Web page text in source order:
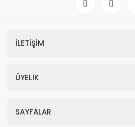
İLETİŞİM
ÜYELİK
SAYFALAR